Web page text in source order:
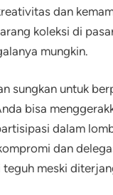
dan
koleksi di
mungkin.
sungkan untuk
bisa
dalam
dan
meski